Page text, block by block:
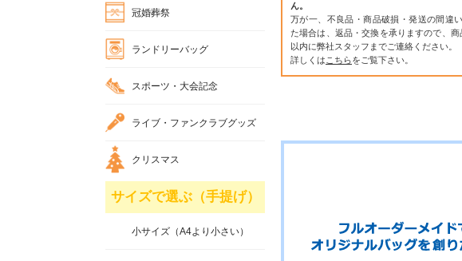
ん。
万が一、不良品・商品破損・発送の間違
た場合は、返品・交換を承りますので、商
以内に弊社スタッフまでご連絡ください。
詳しくは こちらをご覧下さい。
冠婚葬祭
ランドリーバッグ
スポーツ・大会記念
ライブ・ファンクラブグッズ
クリスマス
サイズで選ぶ（手提げ）
小サイズ（A4より小さい）